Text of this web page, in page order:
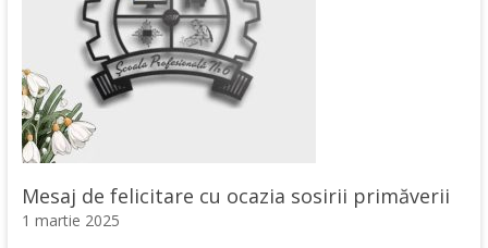
Mesaj de felicitare cu ocazia sosirii primăverii
1 martie 2025